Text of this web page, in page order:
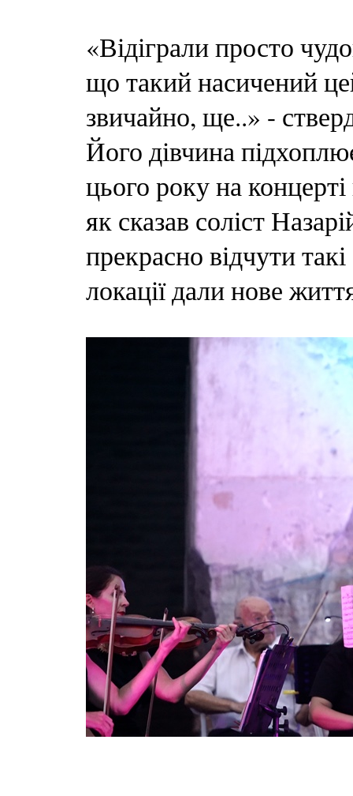
«Відіграли просто
що такий насичений
звичайно, ще..» -
Його дівчина
цього року на
як сказав соліст
прекрасно відчути
локації дали нове